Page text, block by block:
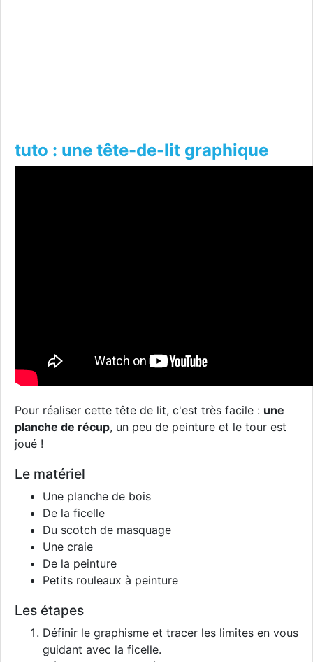
tuto : une tête-de-lit graphique
Pour réaliser cette tête de lit, c'est très facile : une
planche de récup, un peu de peinture et le tour est
joué !
Le matériel
Une planche de bois
De la ficelle
Du scotch de masquage
Une craie
De la peinture
Petits rouleaux à peinture
Les étapes
Définir le graphisme et tracer les limites en vous
guidant avec la ficelle.